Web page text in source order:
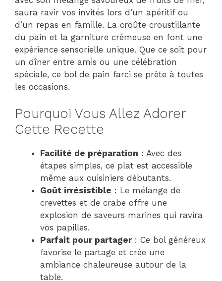
saura ravir vos invités lors d’un apéritif ou
d’un repas en famille. La croûte croustillante
du pain et la garniture crémeuse en font une
expérience sensorielle unique. Que ce soit pour
un dîner entre amis ou une célébration
spéciale, ce bol de pain farci se prête à toutes
les occasions.
Pourquoi Vous Allez Adorer
Cette Recette
Facilité de préparation : Avec des
étapes simples, ce plat est accessible
même aux cuisiniers débutants.
Goût irrésistible : Le mélange de
crevettes et de crabe offre une
explosion de saveurs marines qui ravira
vos papilles.
Parfait pour partager: Ce bol généreux
favorise le partage et crée une
ambiance chaleureuse autour de la
table.